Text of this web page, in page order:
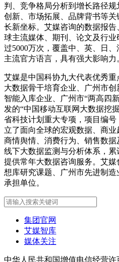
判、竞争格局分析到增长路径
创新、市场拓展、品牌背书等
长新坐标。艾媒咨询的数据报
球主流媒体、期刊、论文及行
过5000万次，覆盖中、英、日
主流官方语言，具有强大影响力
艾媒是中国科协九大代表优秀
大数据骨干培育企业、广州市
智能入库企业、广州市“两高四
发的“中国移动互联网大数据挖
省科技计划重大专项，项目编号
立了面向全球的宏观数据、商业
商情舆情、消费行为、销售数据
线下大数据监测与分析体系，
提供常年大数据咨询服务。艾
想库研究课题、广州市先进制
承担单位。
集团官网
艾媒智库
媒体关注
中华人民共和国增值电信经营许